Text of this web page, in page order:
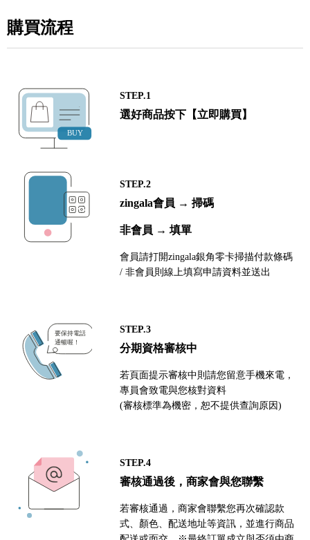
購買流程
STEP.1
選好商品按下【立即購買】
STEP.2
zingala會員 → 掃碼
非會員 → 填單
會員請打開zingala銀角零卡掃描付款條碼
/ 非會員則線上填寫申請資料並送出
STEP.3
分期資格審核中
若頁面提示審核中則請您留意手機來電，
專員會致電與您核對資料
(審核標準為機密，恕不提供查詢原因)
STEP.4
審核通過後，商家會與您聯繫
若審核通過，商家會聯繫您再次確認款
式、顏色、配送地址等資訊，並進行商品